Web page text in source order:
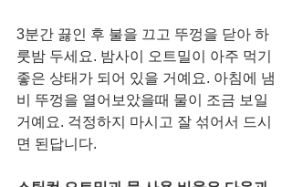
3분간 끓인 후 불을 끄고 뚜껑을 닫아 하
룻밤 두세요. 밤사이 오트밀이 아주 먹기
좋은 상태가 되어 있을 거예요. 아침에 냄
비 뚜껑을 열어보았을때 물이 조금 보일
거예요. 걱정하지 마시고 잘 섞어서 드시
면 된답니다.